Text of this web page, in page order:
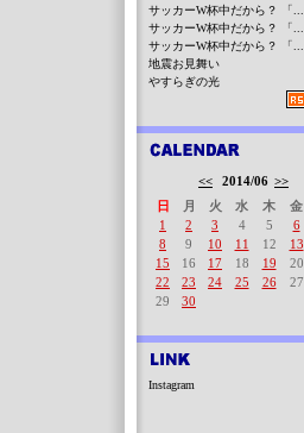
サッカーW杯中だから？ 「...
サッカーW杯中だから？ 「...
サッカーW杯中だから？ 「...
地震お見舞い
やすらぎの光
<< 2014/06 >>
日
月 火 水 木 金
1
2 3 4 5 6
8
9 10 11 12 13
15
16 17 18 19 20
22
23 24 25 26 27
29
30
Instagram